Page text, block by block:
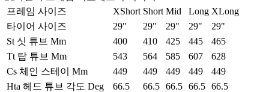
프레임 사이즈 XShort Short Mid Long XLong
타이어 사이즈
29" 29" 29" 29"
29"
St 싯 튜브 Mm
400 410 425 445
465
Tt 탑 튜브 Mm
543 564 585 607
628
Cs 체인 스테이 Mm
449 449 449 449
449
Hta 헤드 튜브 각도 Deg
66.5 66.5 66.5 66.5 66.5